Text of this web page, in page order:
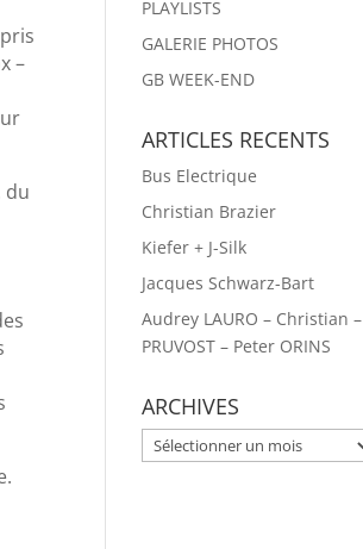
–
du
PLAYLISTS
GALERIE PHOTOS
GB WEEK-END
ARTICLES RECENTS
Bus Electrique
Christian Brazier
Kiefer + J-Silk
Jacques Schwarz-Bart
Audrey LAURO – Christian –
PRUVOST – Peter ORINS
ARCHIVES
ARCHIVES